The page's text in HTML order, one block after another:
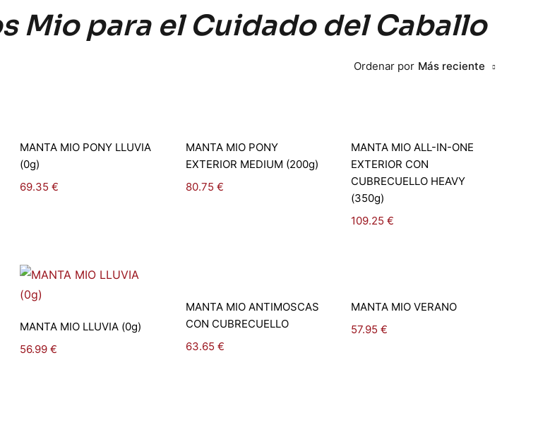
Mio para el Cuidado del Caballo
Ordenar por Más reciente
MANTA MIO PONY LLUVIA
(0g)
69.35 €
opciones
MANTA MIO PONY
EXTERIOR MEDIUM (200g)
80.75 €
opciones
MANTA MIO ALL-IN-ONE
EXTERIOR CON
CUBRECUELLO HEAVY
(350g)
109.25€
Seleccionar
MANTA MIO LLUVIA (0g)
56.99 €
opciones
MANTA MIO ANTIMOSCAS
CON CUBRECUELLO
63.65 €
MANTA MIO VERANO
57.95€